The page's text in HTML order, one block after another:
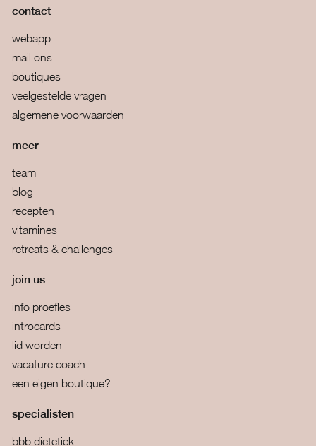
contact
webapp
mail ons
boutiques
veelgestelde vragen
algemene voorwaarden
meer
team
blog
recepten
vitamines
retreats & challenges
join us
info proefles
introcards
lid worden
vacature coach
een eigen boutique?
specialisten
bbb dietetiek